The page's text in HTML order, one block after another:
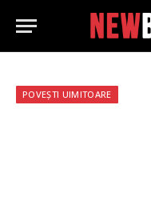
POVEȘTI UIMITOARE